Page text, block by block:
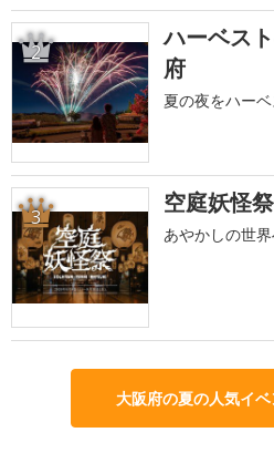
2
ハーベス
府
夏の夜をハー
3 空庭妖怪
あやかしの世
大阪府の夏の人気イ